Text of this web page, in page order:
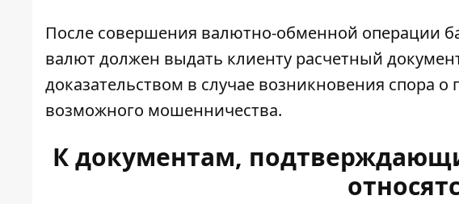
После совершения валютно-обменной операции
валют должен выдать клиенту расчетный
доказательством в случае возникновения спора
возможного мошенничества.
К документам,